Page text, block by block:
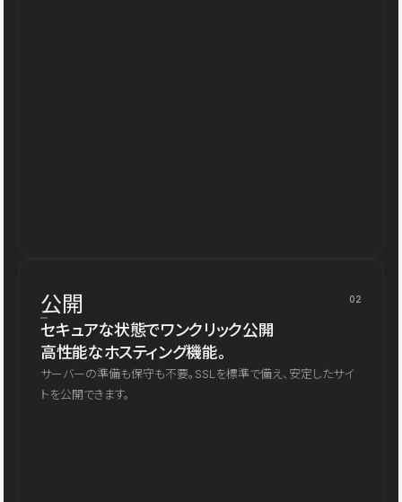
公開 02
セキュアな状態でワンクリック公開
高性能なホスティング機能。
サーバーの準備も保守も不要。SSLを標準で備え、安定したサイ
トを公開できます。